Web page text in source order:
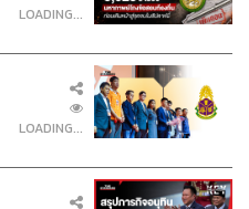
LOADING...
LOADING...